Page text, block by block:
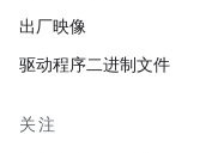
出厂映像
驱动程序二进制文件
关注